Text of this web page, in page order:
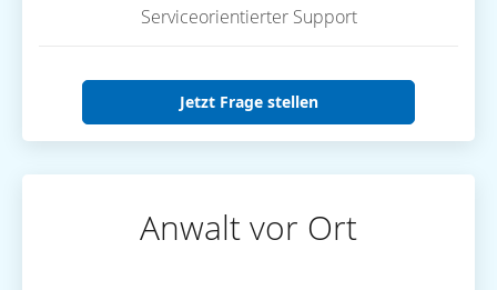
Serviceorientierter Support
Jetzt Frage stellen
Anwalt vor Ort